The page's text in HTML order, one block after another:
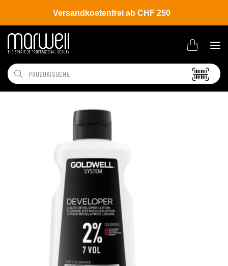
Versandkostenfrei ab CHF 250
Shop Brands Goldwell